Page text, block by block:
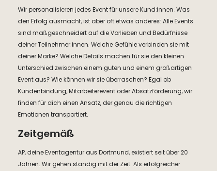
Wir personalisieren jedes Event für unsere Kund:innen. Was
den Erfolg ausmacht, ist aber oft etwas anderes: Alle Events
sind maßgeschneidert auf die Vorlieben und Bedürfnisse
deiner Teilnehmer:innen. Welche Gefühle verbinden sie mit
deiner Marke? Welche Details machen für sie den kleinen
Unterschied zwischen einem guten und einem großartigen
Event aus? Wie können wir sie überraschen? Egal ob
Kundenbindung, Mitarbeiterevent oder Absatzförderung, wir
finden für dich einen Ansatz, der genau die richtigen
Emotionen transportiert.
Zeitgemäß
AP, deine Eventagentur aus Dortmund, existiert seit über 20
Jahren. Wir gehen ständig mit der Zeit: Als erfolgreicher